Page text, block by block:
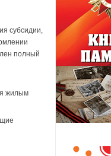
субсидии,
полный
жилым